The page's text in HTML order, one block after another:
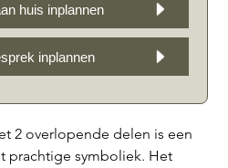
huis inplannen
inplannen
2 overlopende delen is een
prachtige symboliek. Het